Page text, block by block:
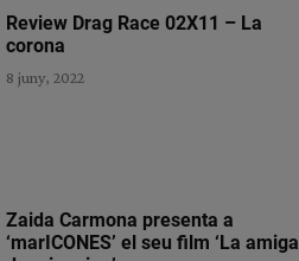
Review Drag Race 02X11 – La
corona
8 juny, 2022
Zaida Carmona presenta a
‘marICONES’ el seu film ‘La amiga